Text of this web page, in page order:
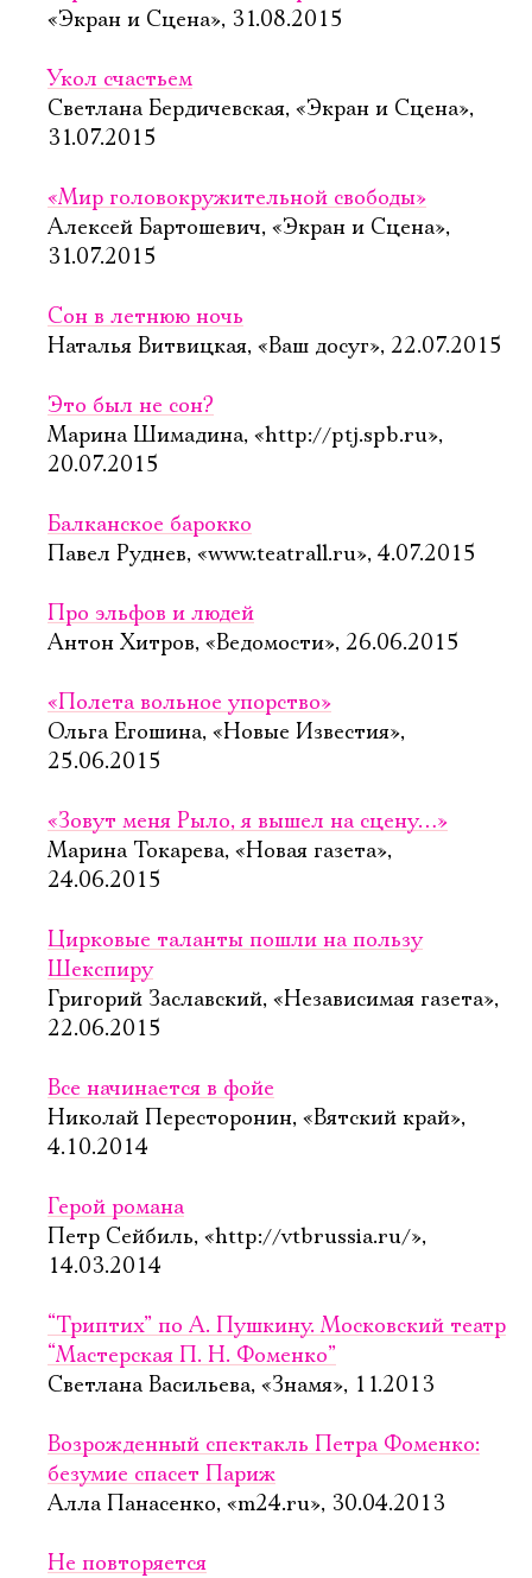
«Экран и Сцена», 31.08.2015
Укол счастьем
Светлана Бердичевская, «Экран и Сцена»,
31.07.2015
«Мир головокружительной свободы»
Алексей Бартошевич, «Экран и Сцена»,
31.07.2015
Сон в летнюю ночь
Наталья Витвицкая, «Ваш досуг», 22.07.2015
Это был не сон?
Марина Шимадина, «http://ptj.spb.ru»,
20.07.2015
Балканское барокко
Павел Руднев, «www.teatrall.ru», 4.07.2015
Про эльфов и людей
Антон Хитров, «Ведомости», 26.06.2015
«Полета вольное упорство»
Ольга Егошина, «Новые Известия»,
25.06.2015
«Зовут меня Рыло, я вышел на сцену…»
Марина Токарева, «Новая газета»,
24.06.2015
Цирковые таланты пошли на пользу
Шекспиру
Григорий Заславский, «Независимая газета»,
22.06.2015
Все начинается в фойе
Николай Пересторонин, «Вятский край»,
4.10.2014
Герой романа
Петр Сейбиль, «http://vtbrussia.ru/»,
14.03.2014
“Триптих” по А. Пушкину. Московский театр
“Мастерская П. Н. Фоменко”
Светлана Васильева, «Знамя», 11.2013
Возрожденный спектакль Петра Фоменко:
безумие спасет Париж
Алла Панасенко, «m24.ru», 30.04.2013
Не повторяется